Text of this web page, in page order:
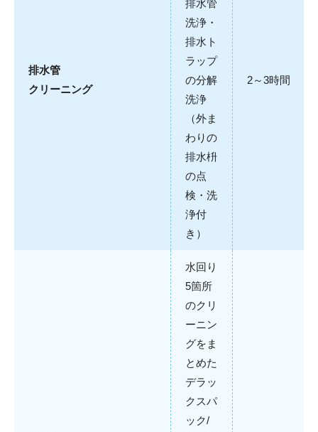
排水管
クリーニング
排水管
洗浄・
排水ト
ラップ
の分解
洗浄
（外ま
わりの
排水枡
の点
検・洗
浄付
き）
2～3時間
水回り
5箇所
のクリ
ーニン
グをま
とめた
デラッ
クスパ
ック/